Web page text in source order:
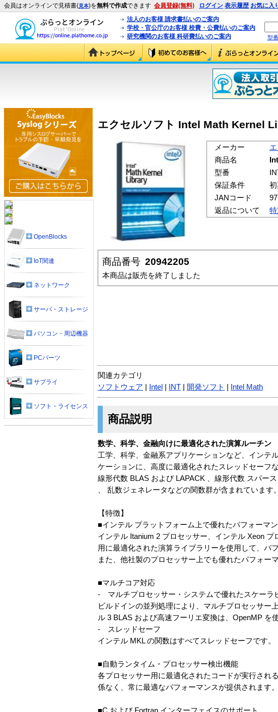
会員はオンラインで見積書(見本)を無料で作成できます 会員登録(無料) ログイン 表示履歴 お気に入
法人のお客様 請求書払いのご案内
学校・官公庁のお客様 校費・公費払いのご案内
研究機関のお客様 科研費払いのご案内
型
エクセルソフト Intel Math Kernel
メーカー
商品名
型番
保証条件
JANコード
返品について
商品番号 20942205
本商品は販売を終了しました
関連カテゴリ
ソフトウェア
Intel INT 開発ソフト Intel Math
商品説明
数学、科学、金融向けに最適化された演算ルーチ
工学、科学、金融系アプリケーションなど、インテ
ケーションに、高度に最適化されたスレッドセーフ
線形代数 BLAS および LAPACK 、線形代数 スパー
、 乱数ジェネレータなどの関数群が含まれています。
【特徴】
■インテル プラットフォーム上で優れたパフォーマ
インテル Itanium 2 プロセッサー、インテル Xeon
用に最適化された演算ライブラリーを使用して、パ
また、他社製のプロセッサー上でも優れたパフォー
■マルチコア対応
- マルチプロセッサー・システムで優れたスケーラ
ビルドインの並列処理により、マルチプロセッサー
ル 3 BLAS および高速フーリエ変換は、OpenMP を
- スレッドセーフ
インテル MKL の関数はすべてスレッドセーフです。
■自動ランタイム・プロセッサー検出機能
各プロセッサー用に最適化されたコードが実行され
係なく、常に最適なパフォーマンスが提供されます。
■C および Fortran インターフェイスのサポート
OpenBlocks
IoT関連
ネットワーク
サーバ・ストレージ
パソコン・周辺機器
PCパーツ
サプライ
ソフト・ライセンス